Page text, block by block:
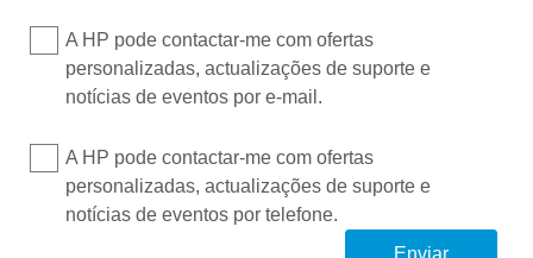
A HP pode contactar-me com ofertas
personalizadas, actualizações de suporte e
notícias de eventos por e-mail.
A HP pode contactar-me com ofertas
personalizadas, actualizações de suporte e
notícias de eventos por telefone.